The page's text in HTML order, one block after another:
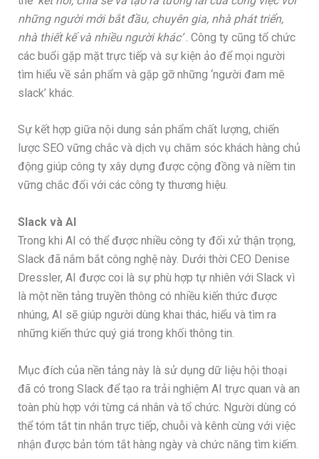
những người mới bắt đầu, chuyên gia, nhà phát triển,
nhà thiết kế và nhiều người khác’ . Công ty cũng tổ chức
các buổi gặp mặt trực tiếp và sự kiện ảo để mọi người
tìm hiểu về sản phẩm và gặp gỡ những ‘người đam mê
slack’ khác.
Sự kết hợp giữa nội dung sản phẩm chất lượng, chiến
lược SEO vững chắc và dịch vụ chăm sóc khách hàng chủ
động giúp công ty xây dựng được cộng đồng và niềm tin
vững chắc đối với các công ty thương hiệu.
Slack và AI
Trong khi AI có thể được nhiều công ty đối xử thận trọng,
Slack đã nắm bắt công nghệ này. Dưới thời CEO Denise
Dressler, AI được coi là sự phù hợp tự nhiên với Slack vì
là một nền tảng truyền thông có nhiều kiến thức được
nhúng, AI sẽ giúp người dùng khai thác, hiểu và tìm ra
những kiến thức quý giá trong khối thông tin.
Mục đích của nền tảng này là sử dụng dữ liệu hội thoại
đã có trong Slack để tạo ra trải nghiệm AI trực quan và an
toàn phù hợp với từng cá nhân và tổ chức. Người dùng có
thể tóm tắt tin nhắn trực tiếp, chuỗi và kênh cùng với việc
nhận được bản tóm tắt hàng ngày và chức năng tìm kiếm.